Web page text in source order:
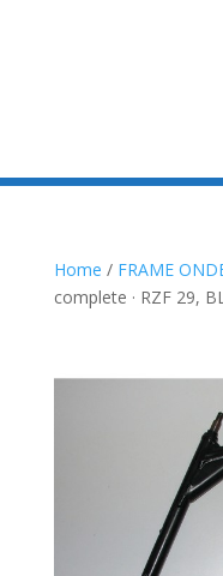
Home / FRAME
complete · RZF 29,